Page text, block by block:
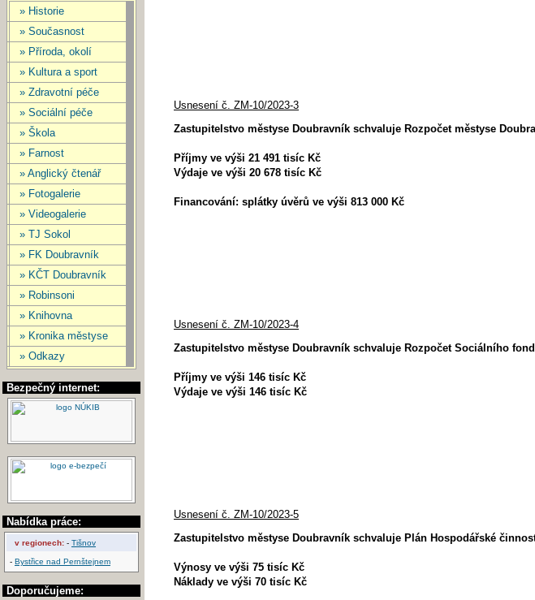
» Historie
» Současnost
» Příroda, okolí
» Kultura a sport
» Zdravotní péče
» Sociální péče
» Škola
» Farnost
» Anglický čtenář
» Fotogalerie
» Videogalerie
» TJ Sokol
» FK Doubravník
» KČT Doubravník
» Robinsoni
» Knihovna
» Kronika městyse
» Odkazy
Bezpečný internet:
Nabídka práce:
v regionech: - Tišnov
- Bystřice nad Pernštejnem
Doporučujeme:
Usnesení č. ZM-10/2023-3
Zastupitelstvo městyse Doubravník schvaluje Rozpočet městyse
Příjmy ve výši 21 491 tisíc Kč
Výdaje ve výši 20 678 tisíc Kč
Financování: splátky úvěrů ve výši 813 000 Kč
Usnesení č. ZM-10/2023-4
Zastupitelstvo městyse Doubravník schvaluje Rozpočet Sociálního
Příjmy ve výši 146 tisíc Kč
Výdaje ve výši 146 tisíc Kč
Usnesení č. ZM-10/2023-5
Zastupitelstvo městyse Doubravník schvaluje Plán Hospodářské
Výnosy ve výši 75 tisíc Kč
Náklady ve výši 70 tisíc Kč